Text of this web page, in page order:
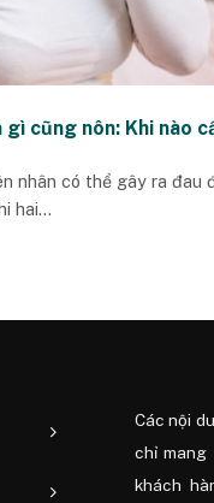
gì cũng nôn: Khi nào
nhân có thể gây ra đau
hai...
Các nội
chỉ mang
khách